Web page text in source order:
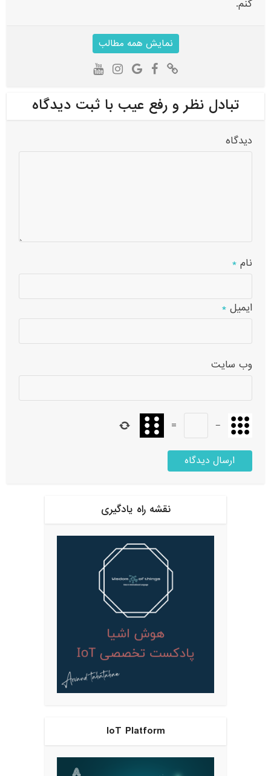
کنم.
نمایش همه مطالب
تبادل نظر و رفع عیب با ثبت دیدگاه
دیدگاه
نام*
ایمیل*
وب‌ سایت
−
=
نقشه راه یادگیری
IoT Platform